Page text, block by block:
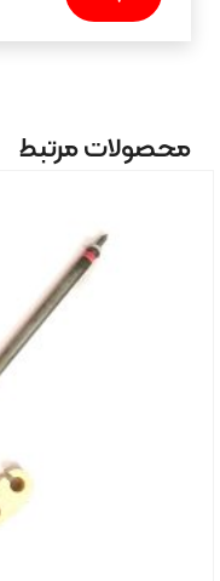
محصولات مرتبط